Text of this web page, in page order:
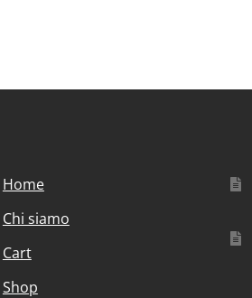
Home
Chi siamo
Cart
Shop